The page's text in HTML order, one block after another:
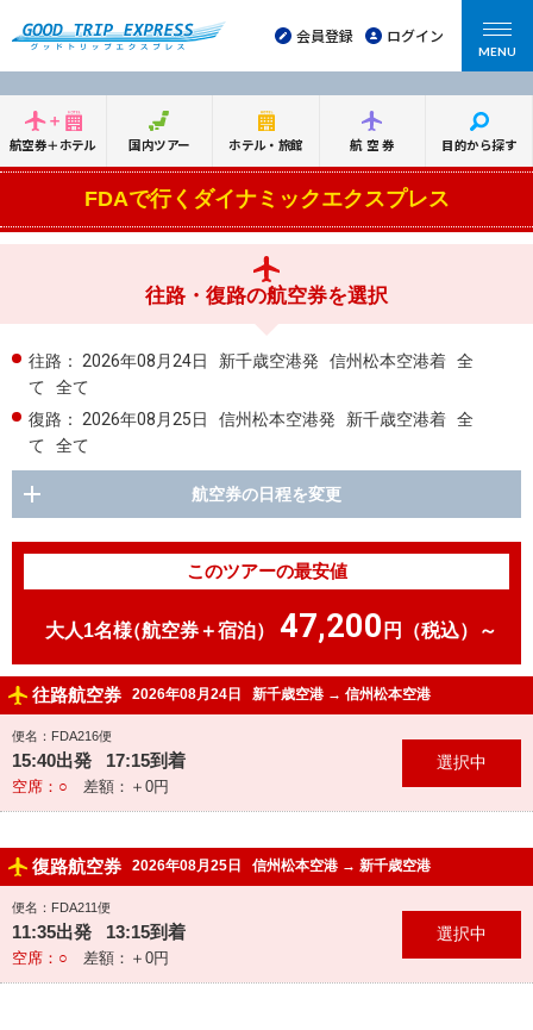
会員登録 ログイン
MENU
航空券＋ホテル 国内ツアー ホテル・旅館 航空券 目的から探す
FDAで行くダイナミックエクスプレス
往路・復路の航空券を選択
往路： 2026年08月24日 新千歳空港発 信州松本空港着 全
て
全て
復路：
2026年08月25日 信州松本空港発 新千歳空港着 全
て
全て
航空券の日程を変更
このツアーの最安値
大人1名様（航空券＋宿泊） 47,200 円（税込）～
往路航空券 2026年08月24日 新千歳空港 → 信州松本空港
便名：FDA216便
15:40出発 17:15到着
空席：○ 差額：＋0円
復路航空券 2026年08月25日 信州松本空港 → 新千歳空港
便名：FDA211便
11:35出発 13:15到着
空席：○ 差額：＋0円